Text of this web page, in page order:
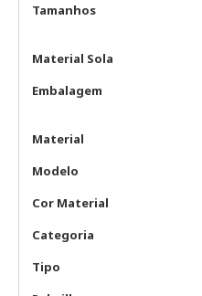
Tamanhos
Material Sola
Embalagem
Material
Modelo
Cor Material
Categoria
Tipo